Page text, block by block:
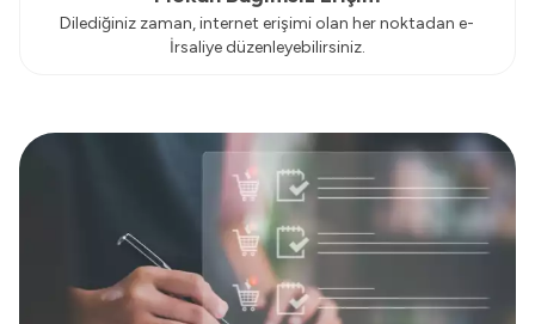
Dilediğiniz zaman, internet erişimi olan her noktadan e-
İrsaliye düzenleyebilirsiniz.